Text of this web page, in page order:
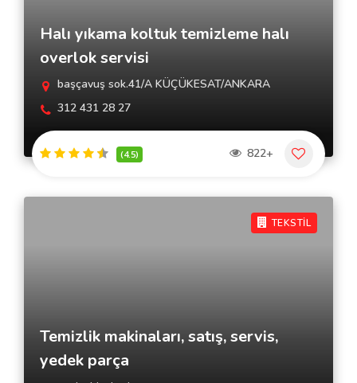
Halı yıkama koltuk temizleme halı
overlok servisi
başçavuş sok.41/A KÜÇÜKESAT/ANKARA
312 431 28 27
(4.5) 822+
TEKSTİL
Temizlik makinaları, satış, servis,
yedek parça